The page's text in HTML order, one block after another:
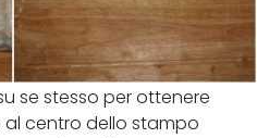
se stesso per ottenere
centro dello stampo